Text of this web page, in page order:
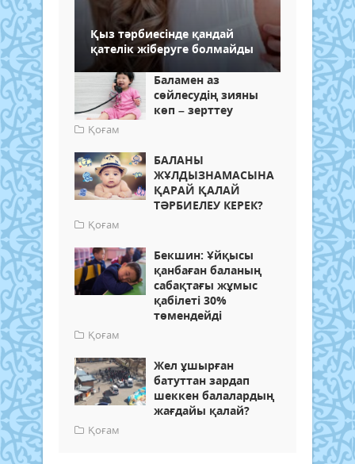
Қыз тәрбиесінде қандай
қателік жіберуге болмайды
Баламен аз
сөйлесудің зияны
көп – зерттеу
Қоғам
БАЛАНЫ
ЖҰЛДЫЗНАМАСЫНА
ҚАРАЙ ҚАЛАЙ
ТӘРБИЕЛЕУ КЕРЕК?
Қоғам
Бекшин: Ұйқысы
қанбаған баланың
сабақтағы жұмыс
қабілеті 30%
төмендейді
Қоғам
Жел ұшырған
батуттан зардап
шеккен балалардың
жағдайы қалай?
Қоғам